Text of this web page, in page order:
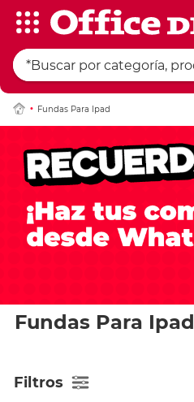
Fundas Para Ipad
Fundas Para Ipad
Filtros